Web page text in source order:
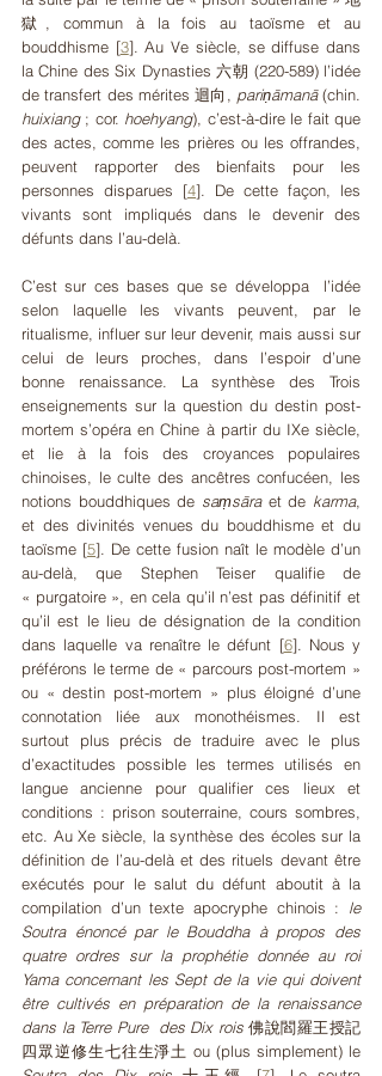
獄, commun à la fois au taoïsme et au
bouddhisme [3]. Au Ve siècle, se diffuse dans
la Chine des Six Dynasties 六朝 (220-589) l’idée
de transfert des mérites 迴向, pariṇāmanā
huixiang ; cor. hoehyang), c’est-à-dire le fait que
des actes, comme les prières ou les offrandes,
peuvent rapporter des bienfaits pour les
personnes disparues [4] . De cette façon, les
vivants sont impliqués dans le devenir des
défunts dans l’au-delà.
C’est sur ces bases que se développa  l’idée
selon laquelle les vivants peuvent, par le
ritualisme, influer sur leur devenir, mais aussi sur
celui de leurs proches, dans l’espoir d’une
bonne renaissance. La synthèse des Trois
enseignements sur la question du destin post-
mortem s’opéra en Chine à partir du IXe siècle,
et lie à la fois des croyances populaires
chinoises, le culte des ancêtres confucéen, les
notions bouddhiques de saṃsāra et de karma,
et des divinités venues du bouddhisme et du
taoïsme [5] . De cette fusion naît le modèle d’un
au-delà, que Stephen Teiser qualifie de
« purgatoire », en cela qu’il n’est pas définitif et
qu’il est le lieu de désignation de la condition
dans laquelle va renaître le défunt [6]. Nous y
préférons le terme de « parcours post-mortem »
ou « destin post-mortem » plus éloigné d’une
connotation liée aux monothéismes. Il est
surtout plus précis de traduire avec le plus
d’exactitudes possible les termes utilisés en
langue ancienne pour qualifier ces lieux et
conditions : prison souterraine, cours sombres,
etc. Au Xe siècle, la synthèse des écoles sur la
définition de l’au-delà et des rituels devant être
exécutés pour le salut du défunt aboutit à la
compilation d’un texte apocryphe chinois : le
Soutra énoncé par le Bouddha à propos des
quatre ordres sur la prophétie donnée au roi
Yama concernant les Sept de la vie qui doivent
être cultivés en préparation de la renaissance
dans la Terre Pure  des Dix rois 佛說閻羅王授記